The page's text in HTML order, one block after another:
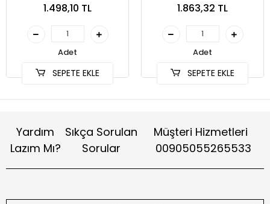
1.498,10 TL
Adet
SEPETE EKLE
1.863,32 TL
Adet
SEPETE EKLE
Yardım
Lazım Mı?
Sıkça Sorulan
Sorular
Müşteri Hizmetleri
00905055265533